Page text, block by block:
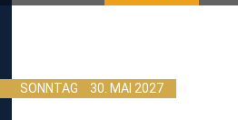
SONNTAG 30. MAI 2027